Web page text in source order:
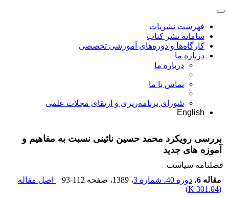
فهرست نشریات
سامانه نشر کتاب
کارگاه‌ها و دوره‌های آموزشی تخصصی
درباره ما
درباره ما
تماس با ما
شورای برنامه‌ریزی و ارتقای مجلات علمی
English
بررسی رویکرد محمد حسین نائینی نسبت به مفاهیم و
آموزه های جدید
فصلنامه سیاست
مقاله 6
، دوره 40، شماره 3 ، 1389 ، صفحه 93-112
اصل مقاله
(
301.04 K
)